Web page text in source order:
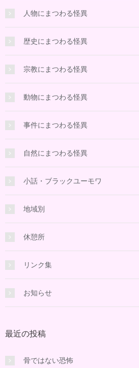
人物にまつわる怪異
歴史にまつわる怪異
宗教にまつわる怪異
動物にまつわる怪異
事件にまつわる怪異
自然にまつわる怪異
小話・ブラックユーモワ
地域別
休憩所
リンク集
お知らせ
最近の投稿
骨ではない恐怖